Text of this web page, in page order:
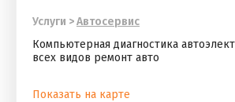
Услуги >Автосервис
Компьютерная диагностика
всех видов ремонт авто
Показать на карте